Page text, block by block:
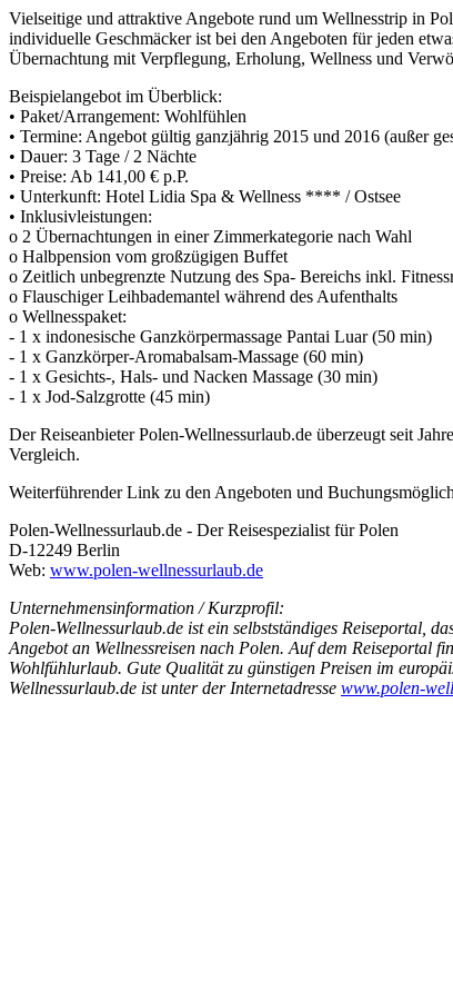
Vielseitige und attraktive Angebote rund um Wellnesstrip in
individuelle Geschmäcker ist bei den Angeboten für jeden
Übernachtung mit Verpflegung, Erholung, Wellness und
Beispielangebot im Überblick:
• Paket/Arrangement: Wohlfühlen
• Termine: Angebot gültig ganzjährig 2015 und 2016 (außer
• Dauer: 3 Tage / 2 Nächte
• Preise: Ab 141,00 € p.P.
• Unterkunft: Hotel Lidia Spa & Wellness **** / Ostsee
• Inklusivleistungen:
o 2 Übernachtungen in einer Zimmerkategorie nach Wahl
o Halbpension vom großzügigen Buffet
o Zeitlich unbegrenzte Nutzung des Spa- Bereichs inkl.
o Flauschiger Leihbademantel während des Aufenthalts
o Wellnesspaket:
- 1 x indonesische Ganzkörpermassage Pantai Luar (50 min)
- 1 x Ganzkörper-Aromabalsam-Massage (60 min)
- 1 x Gesichts-, Hals- und Nacken Massage (30 min)
- 1 x Jod-Salzgrotte (45 min)
Der Reiseanbieter Polen-Wellnessurlaub.de überzeugt seit
Vergleich.
Weiterführender Link zu den Angeboten und
Polen-Wellnessurlaub.de - Der Reisespezialist für Polen
D-12249 Berlin
Web: www.polen-wellnessurlaub.de
Unternehmensinformation / Kurzprofil:
Polen-Wellnessurlaub.de ist ein selbstständiges Reiseportal,
Angebot an Wellnessreisen nach Polen. Auf dem Reiseportal
Wohlfühlurlaub. Gute Qualität zu günstigen Preisen im
Wellnessurlaub.de ist unter der Internetadresse www.polen-